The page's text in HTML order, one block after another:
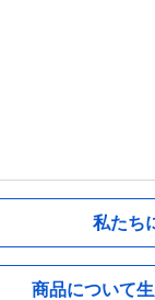
私たち
商品について